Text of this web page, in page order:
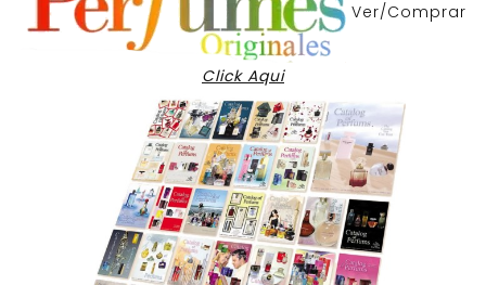
Ver/Comprar
Click Aqui